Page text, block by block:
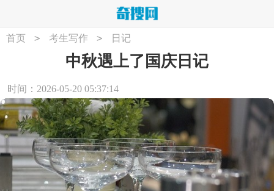
首页 > 考生写作 > 日记
中秋遇上了国庆日记
时间：2026-05-20 05:37:14